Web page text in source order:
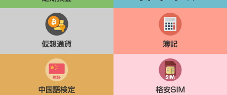
仮想通貨 簿記
中国語検定 格安SIM